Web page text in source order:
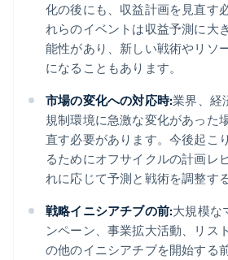
化の後にも、収益計画を見直す
れらのイベントは収益予測に大
能性があり、新しい戦術やリソ
になることもあります。
市場の変化への対応時:業界、経
規制環境に急激な変化があった
直す必要があります。今後起こ
るためにオフサイクルの計画レ
れに応じて予測と戦術を調整す
戦略イニシアチブの前:大規模な
ンペーン、事業拡大活動、リス
の他のイニシアチブを開始する